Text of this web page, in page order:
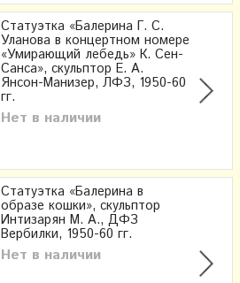
Статуэтка «Балерина Г. С.
Уланова в концертном номере
«Умирающий лебедь» К. Сен-
Санса», скульптор Е. А.
Янсон-Манизер, ЛФЗ, 1950-60
гг.
Нет в наличии
Статуэтка «Балерина в
образе кошки», скульптор
Интизарян​ М. А.​, ДФЗ
Вербилки, 1950-60 гг.
Нет в наличии